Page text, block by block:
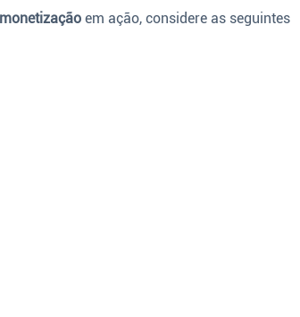
em ação, considere as seguintes